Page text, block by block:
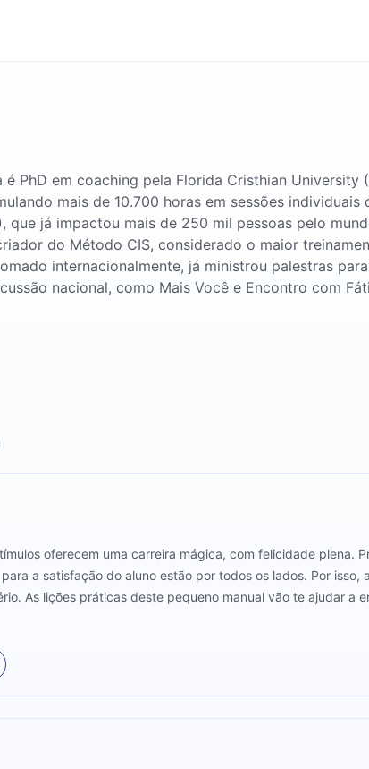
PhD em coaching pela Florida Cristhian
mais de 10.700 horas em sessões
já impactou mais de 250 mil pessoas pelo
do Método CIS, considerado o maior
internacionalmente, já ministrou palestras
nacional, como Mais Você e Encontro com
oferecem uma carreira mágica, com felicidade plena.
a satisfação do aluno estão por todos os lados. Por
As lições práticas deste pequeno manual vão te ajudar a